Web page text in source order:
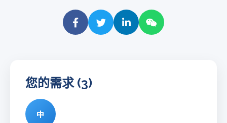
您的需求 (3)
中